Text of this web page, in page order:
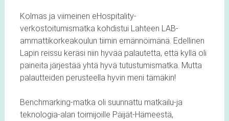
Kolmas ja viimeinen eHospitality-
verkostoitumismatka kohdistui Lahteen LAB-
ammattikorkeakoulun tiimin emännöimänä. Edellinen
Lapin reissu keräsi niin hyvää palautetta, että kyllä oli
paineita järjestää yhtä hyvä tutustumismatka. Mutta
palautteiden perusteella hyvin meni tämäkin!
Benchmarking-matka oli suunnattu matkailu-ja
teknologia-alan toimijoille Päijät-Hämeestä,